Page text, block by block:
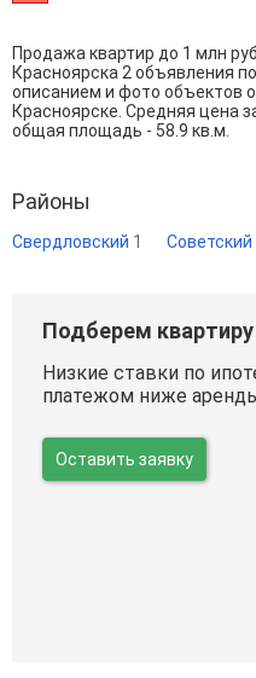
Продажа квартир до 1 млн
Красноярска 2 объявления
описанием и фото объектов
Красноярске. Средняя цена
общая площадь - 58.9 кв.м.
Районы
Свердловский 1 Советский
Подберем
Низкие ставки по
платежом ниже
Оставить заявку